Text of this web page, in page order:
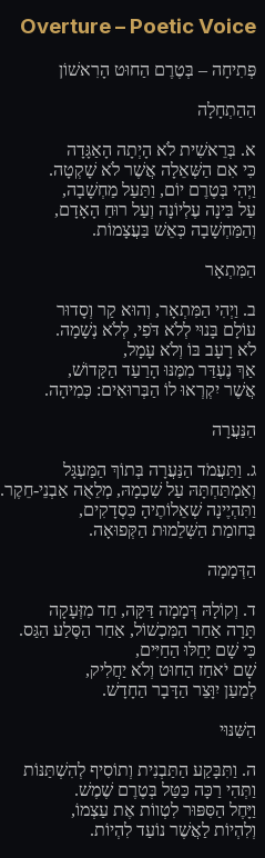
Overture – Poetic Voice
פְּתִיחָה – בְּטֶרֶם הַחוּט הָרִאשׁוֹן
הַהַתְחָלָה
א. בְּרֵאשִׁית לֹא הָיְתָה הָאַגָּדָה
כִּי אִם הַשְּׁאֵלָה אֲשֶׁר לֹא שָׁקְטָה.
וַיְהִי בְּטֶרֶם יוֹם, וַתַּעַל מַחְשָׁבָה,
עַל בִּינָה עֶלְיוֹנָה וְעַל רוּחַ הָאָדָם,
וְהַמַּחְשָׁבָה כְּאֵשׁ בַּעֲצָמוֹת.
הַמִּתְאָר
ב. וַיְהִי הַמִּתְאָר, וְהוּא קַר וְסָדוּר
עוֹלָם בָּנוּי לְלֹא דֹּפִי, לְלֹא נְשָׁמָה.
לֹא רָעָב בּוֹ וְלֹא עָמָל,
אַךְ נֶעְדַּר מִמֶּנּוּ הָרַעַד הַקָּדוֹשׁ,
אֲשֶׁר יִקְרְאוּ לוֹ הַבְּרוּאִים: כְּמִיהָה.
הַנַּעֲרָה
ג. וַתַּעֲמֹד הַנַּעֲרָה בְּתוֹךְ הַמַּעְגָּל
וְאַמְתַּחְתָּהּ עַל שִׁכְמָהּ, מְלֵאֻה אַבְנֵי-חֵקֶר.
וַתִּהְיֶינָה שְׁאֵלוֹתֶיהָ כִּסְדָקִים,
בְּחומַת הַשְּׁלֵמוּת הַקְּפוּאָה.
הַדְּמָמָה
ד. וְקוֹלָהּ דְּמָמָה דַּקָּה, חַד מִזְּעָקָה
תָּרָה אַחַר הַמִּכְשׁוֹל, אַחַר הַסֶּלַע הַגַּס.
כִּי שָׁם יָחֵלּוּ הַחַיִּים,
שָׁם יֹאחַז הַחוּט וְלֹא יַחֲלִיק,
לְמַעַן יִוָּצֵר הַדָּבָר הַחָדָשׁ.
הַשִּׁנּוּי
ה. וַתִּבָּקַע הַתַּבְנִית וְתוֹסִיף לְהִשְׁתַּנּוֹת
וַתְּהִי רַכָּה כַּטַּל בְּטֶרֶם שֶׁמֶשׁ.
וַיָּחֶל הַסִּפּוּר לִטְווֹת אֶת עַצְמוֹ,
וְלִהְיוֹת לַאֲשֶׁר נוֹעַד לִהְיוֹת.